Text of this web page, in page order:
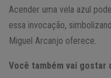
Acender uma vela azul
essa invocação,
Miguel Arcanjo oferece.
Você também vai gostar